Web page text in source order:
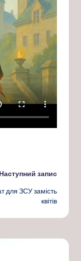
Наступний запис
для ЗСУ замість
квітів